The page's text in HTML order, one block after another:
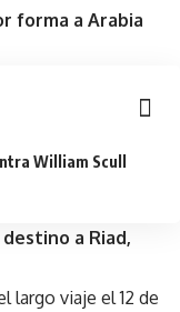
forma a Arabia
William Scull
a Riad,
largo viaje el 12 de